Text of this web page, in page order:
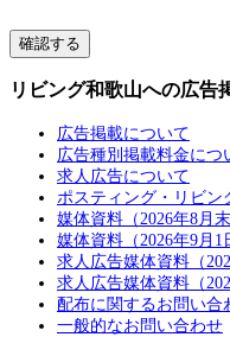
リビング和歌山への広告
広告掲載について
広告種別掲載料金につ
求人広告について
ポスティング・リビン
媒体資料（2026年8月
媒体資料（2026年9月1
求人広告媒体資料（
求人広告媒体資料（
配布に関するお問い合
一般的なお問い合わせ